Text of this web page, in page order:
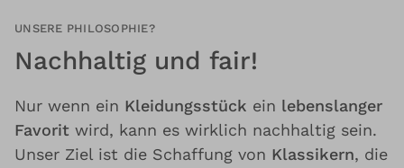
UNSERE PHILOSOPHIE?
Nachhaltig und fair!
Nur wenn ein Kleidungsstück ein lebenslanger
Favorit wird, kann es wirklich nachhaltig sein.
Unser Ziel ist die Schaffung von Klassikern, die